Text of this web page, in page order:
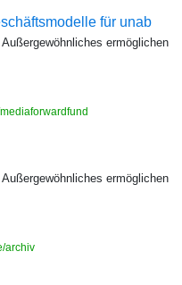
für unab
ermöglichen
ermöglichen
archiv